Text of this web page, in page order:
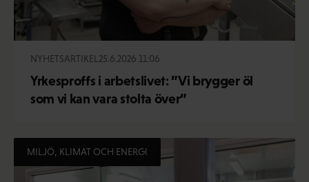
NYHETSARTIKEL 25.6.2026 11:06
Yrkesproffs i arbetslivet: ”Vi brygger öl
som vi kan vara stolta över”
MILJÖ, KLIMAT OCH ENERGI